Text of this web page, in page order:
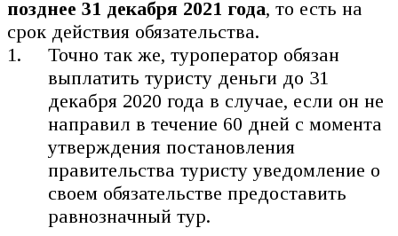
позднее 31 декабря 2021 года, то есть на
срок действия обязательства.
Точно так же, туроператор обязан
выплатить туристу деньги до 31
декабря 2020 года в случае, если он не
направил в течение 60 дней с момента
утверждения постановления
правительства туристу уведомление о
своем обязательстве предоставить
равнозначный тур.